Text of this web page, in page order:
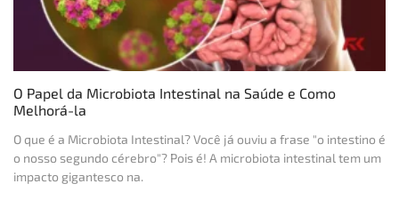
O Papel da Microbiota Intestinal na Saúde e Como
Melhorá-la
O que é a Microbiota Intestinal? Você já ouviu a frase "o intestino é
o nosso segundo cérebro"? Pois é! A microbiota intestinal tem um
impacto gigantesco na.